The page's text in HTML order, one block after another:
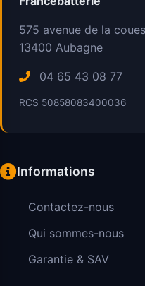
575 avenue de la
13400 Aubagne
04 65 43 08 77
RCS 50858083400036
Informations
Contactez-nous
Qui sommes-nous
Garantie & SAV